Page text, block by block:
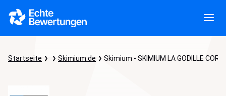
Startseite Skimium.de Skimium - SKIMIUM LA GODILLE